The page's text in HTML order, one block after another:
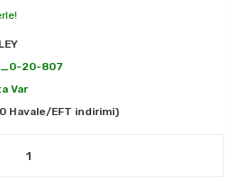
20-807
Var
Havale/EFT indirimi)